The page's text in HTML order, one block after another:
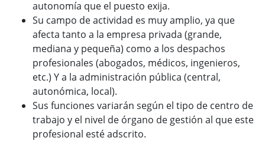
autonomía que el puesto exija.
Su campo de actividad es muy amplio, ya que
afecta tanto a la empresa privada (grande,
mediana y pequeña) como a los despachos
profesionales (abogados, médicos, ingenieros,
etc.) Y a la administración pública (central,
autonómica, local).
Sus funciones variarán según el tipo de centro de
trabajo y el nivel de órgano de gestión al que este
profesional esté adscrito.